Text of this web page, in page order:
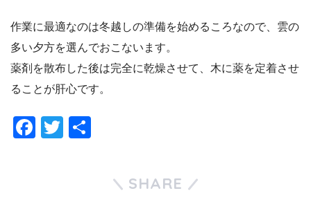
作業に最適なのは冬越しの準備を始めるころなので、雲の
多い夕方を選んでおこないます。
薬剤を散布した後は完全に乾燥させて、木に薬を定着させ
ることが肝心です。
F
T
SHARE